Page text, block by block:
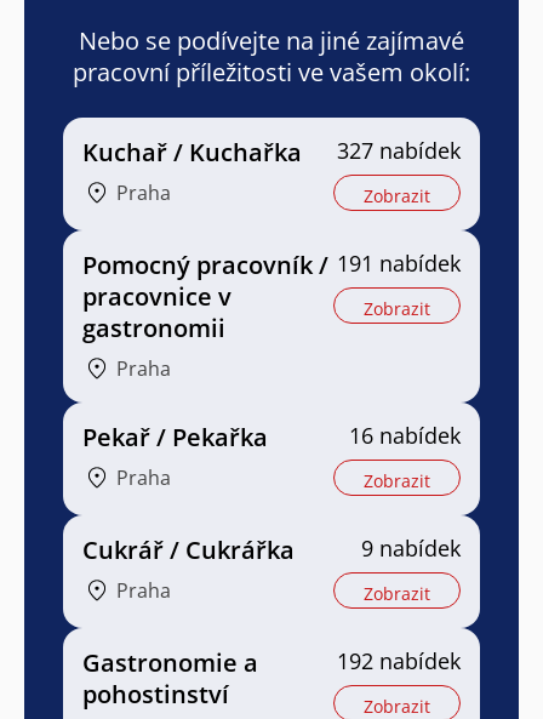
Nebo se podívejte na jiné zajímavé
pracovní příležitosti ve vašem okolí:
Kuchař / Kuchařka
Praha
327 nabídek
Zobrazit
Pomocný pracovník /
pracovnice v
gastronomii
Praha
191 nabídek
Zobrazit
Pekař / Pekařka
Praha
16 nabídek
Zobrazit
Cukrář / Cukrářka
Praha
9 nabídek
Zobrazit
Gastronomie a
pohostinství
192 nabídek
Zobrazit